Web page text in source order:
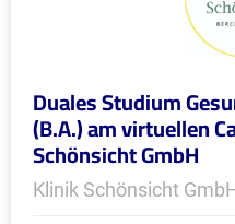
Duales Studium
(B.A.) am virtuellen
Schönsicht GmbH
Klinik Schönsicht